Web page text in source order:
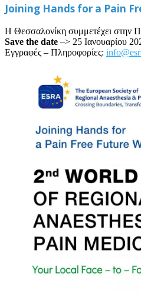
Joining Hands for a Pain
Η Θεσσαλονίκη συμμετέχει στην
Save the date –> 25 Ιανουαρίου
Εγγραφές – Πληροφορίες: